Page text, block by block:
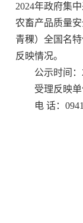
2024年政府集
农畜产品质量
青稞）全国名
反映情况。
公示时间
受理反映
电 话：